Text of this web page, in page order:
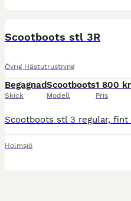
Scootboots stl 3R
Övrig Hästutrustning
Begagnad
Skick
Scootboots
Modell
1 800 kr
Pris
Holmsjö